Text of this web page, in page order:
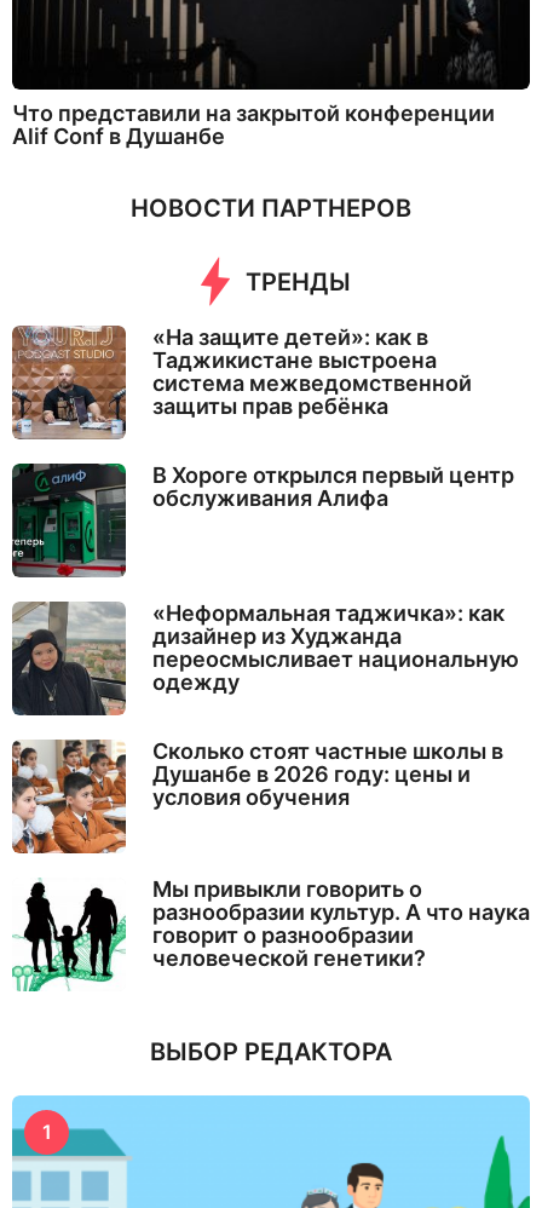
Что представили на закрытой конференции
Alif Conf в Душанбе
НОВОСТИ ПАРТНЕРОВ
ТРЕНДЫ
«На защите детей»: как в
Таджикистане выстроена
система межведомственной
защиты прав ребёнка
В Хороге открылся первый центр
обслуживания Алифа
«Неформальная таджичка»: как
дизайнер из Худжанда
переосмысливает национальную
одежду
Сколько стоят частные школы в
Душанбе в 2026 году: цены и
условия обучения
Мы привыкли говорить о
разнообразии культур. А что наука
говорит о разнообразии
человеческой генетики?
ВЫБОР РЕДАКТОРА
1